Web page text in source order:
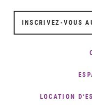
INSCRIVEZ-VOUS
LOCATION